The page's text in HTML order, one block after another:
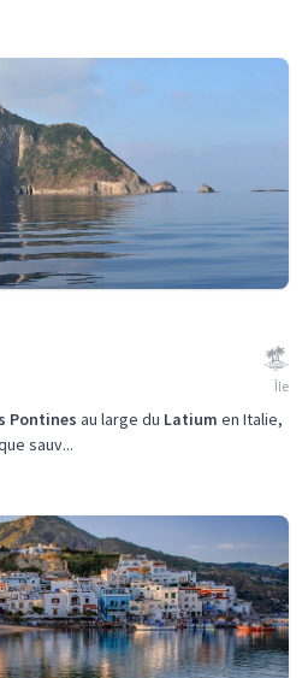
Île
Pontines au large du Latium en Italie,
sauv...